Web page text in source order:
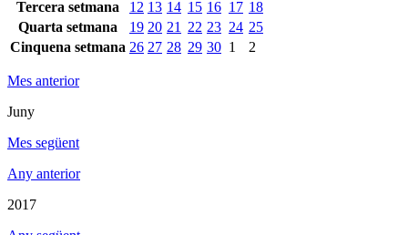
Tercera setmana
12 13 14 15 16 17 18
Quarta setmana
19 20 21 22 23 24 25
Cinquena setmana 26 27 28 29 30 1 2
Mes anterior
Juny
Mes següent
Any anterior
2017